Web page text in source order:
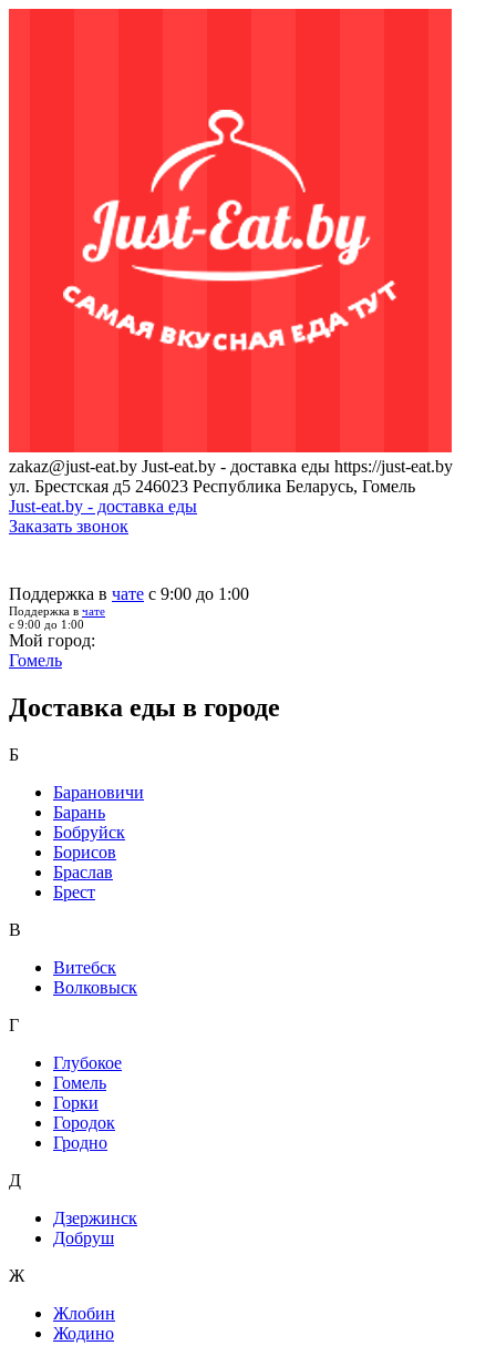
zakaz@just-eat.by Just-eat.by - доставка еды https://just-eat.by
ул. Брестская д5 246023 Республика Беларусь, Гомель
Just-eat.by - доставка еды
Заказать звонок
Поддержка в чате с 9:00 до 1:00
Поддержка в чате
с 9:00 до 1:00
Мой город:
Гомель
Доставка еды в городе
Б
Барановичи
Барань
Бобруйск
Борисов
Браслав
Брест
В
Витебск
Волковыск
Г
Глубокое
Гомель
Горки
Городок
Гродно
Д
Дзержинск
Добруш
Ж
Жлобин
Жодино